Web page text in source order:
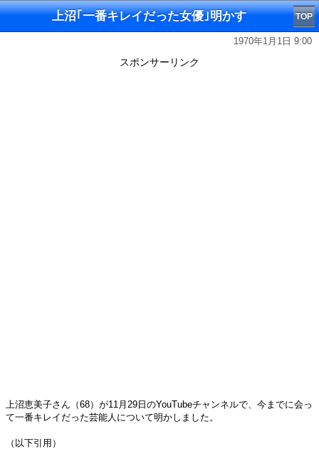
上沼｢一番キレイだった女優｣明かす TOP
1970年1月1日 9:00
スポンサーリンク
上沼恵美子さん（68）が11月29日のYouTubeチャンネルで、今までに会っ
て一番キレイだった芸能人について明かしました。
（以下引用）